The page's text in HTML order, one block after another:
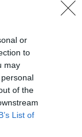
or
to
may
of the
List of